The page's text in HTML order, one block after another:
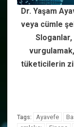
Dr. Yaşam
veya cümle
tüketicilerin
Tags: Ayavefe